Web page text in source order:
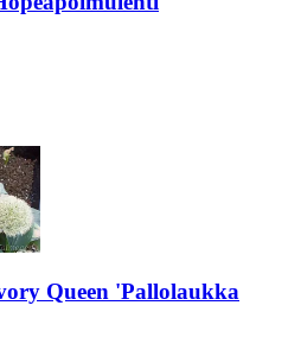
Queen 'Pallolaukka